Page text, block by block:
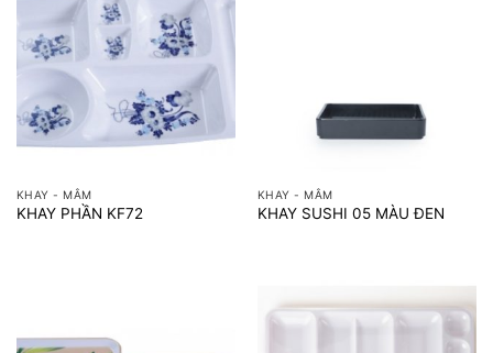
KHAY - MÂM
KHAY PHẦN KF72
KHAY - MÂM
KHAY SUSHI 05 MÀU ĐEN